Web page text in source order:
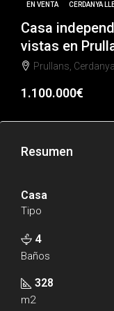
EN VENTA CERDANYA
Casa
vistas en
Prullans,
1.100.000€
Resumen
Casa
Tipo
4
Baños
328
m2